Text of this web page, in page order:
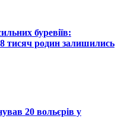
буревіїв:
тисяч родин залишились
20 вольєрів у